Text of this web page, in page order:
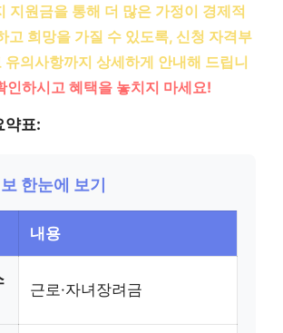
지원금을 통해 더 많은 가정이 경제적
고 희망을 가질 수 있도록, 신청 자격부
유의사항까지 상세하게 안내해 드립니
인하시고 혜택을 놓치지 마세요!
약표:
한눈에 보기
내용
근로·자녀장려금